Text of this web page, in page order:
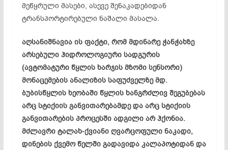
მეწყრული მასები, ასევე შენაკადებიდან
ტრანსპორტირებული ნაშალი მასალა.
აღსანიშნავია ის ფაქტი, რომ მდინარე ჭანჭახზე
არსებული ჰიდროლოგიური სადგურის
(ავტომატური წყლის ხარჯის მზომი სენსორი)
მონაცემების ანალიზის საფუძველზე მდ.
ბუბისწყლის ხეობაში წყლის ხანგრძლივ შეგუბებას
არც სტიქიის განვითარებამდე და არც სტიქიის
განვითარების პროცესში ადგილი არ ჰქონია.
მძლავრი ტალახ-ქვიანი ღვარცოფული ნაკადი,
დინების ქვემო წელში გადავიდა კალაპოტიდან და